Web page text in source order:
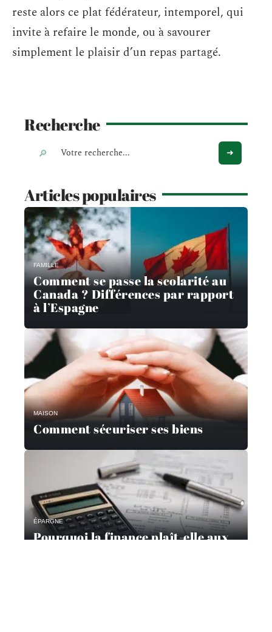
reste alors ce plat fédérateur, intemporel, qui
invite à refaire le monde, ou à savourer
simplement le plaisir d’un repas partagé.
Recherche
Articles populaires
FAMILLE
Comment se passe la scolarité au
Canada ? Différences par rapport
à l’Espagne
MAISON
Comment sécuriser ses biens
ÉPARGNE
Pourquoi la finance plaît-elle aux